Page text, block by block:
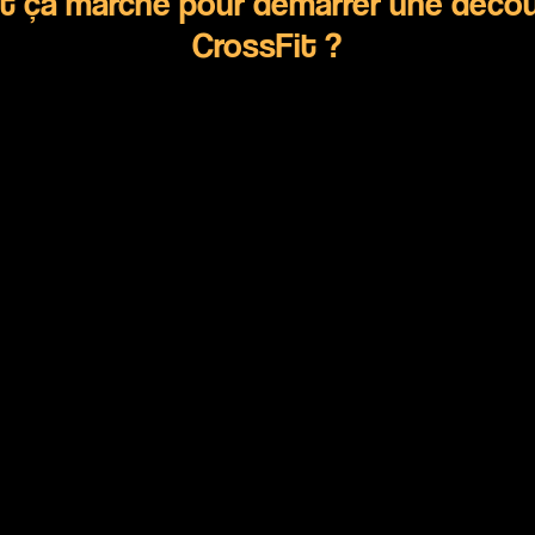
CrossFit ?